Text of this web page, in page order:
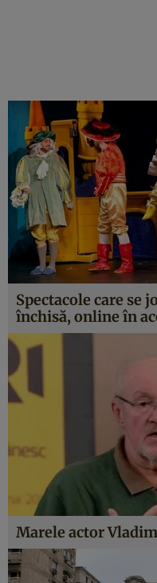
Spectacole care se
închisă, online în
Marele actor